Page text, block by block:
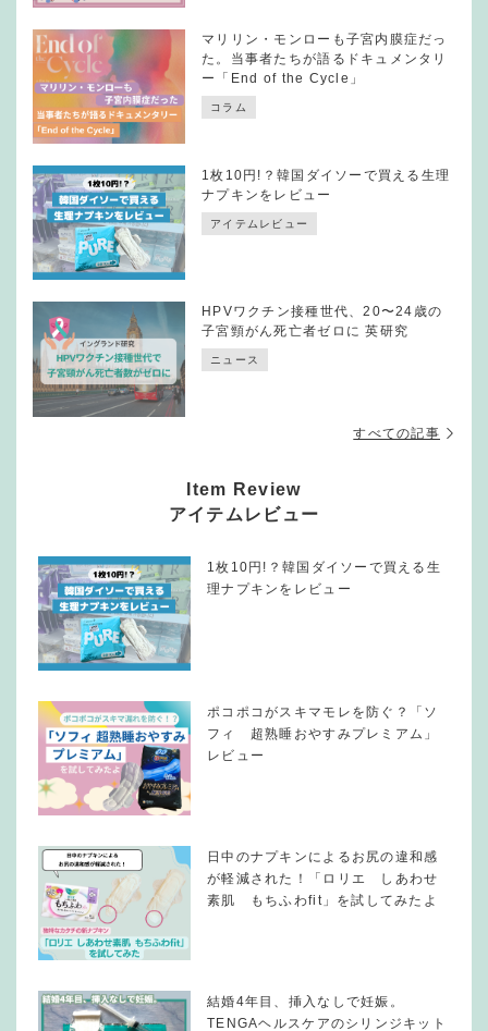
マリリン・モンローも子宮内膜症だっ
た。当事者たちが語るドキュメンタリ
ー「End of the Cycle」
コラム
1枚10円!？韓国ダイソーで買える生理
ナプキンをレビュー
アイテムレビュー
HPVワクチン接種世代、20〜24歳の
子宮頸がん死亡者ゼロに 英研究
ニュース
すべての記事
Item Review
アイテムレビュー
1枚10円!？韓国ダイソーで買える生
理ナプキンをレビュー
ポコポコがスキマモレを防ぐ？「ソ
フィ 超熟睡おやすみプレミアム」
レビュー
日中のナプキンによるお尻の違和感
が軽減された！「ロリエ しあわせ
素肌 もちふわfit」を試してみたよ
結婚4年目、挿入なしで妊娠。
TENGAヘルスケアのシリンジキット